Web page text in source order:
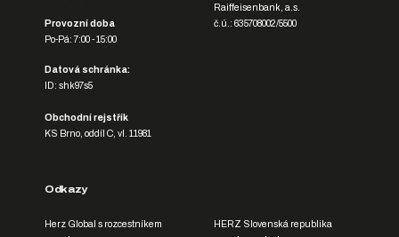
Provozní doba
Po-Pá: 7:00 - 15:00
Raiffeisenbank, a.s.
č.ú.: 635708002/5500
Datová schránka:
ID: shk97s5
Obchodní rejstřík
KS Brno, oddíl C, vl. 11981
Odkazy
Herz Global s rozcestníkem
HERZ Slovenská republika